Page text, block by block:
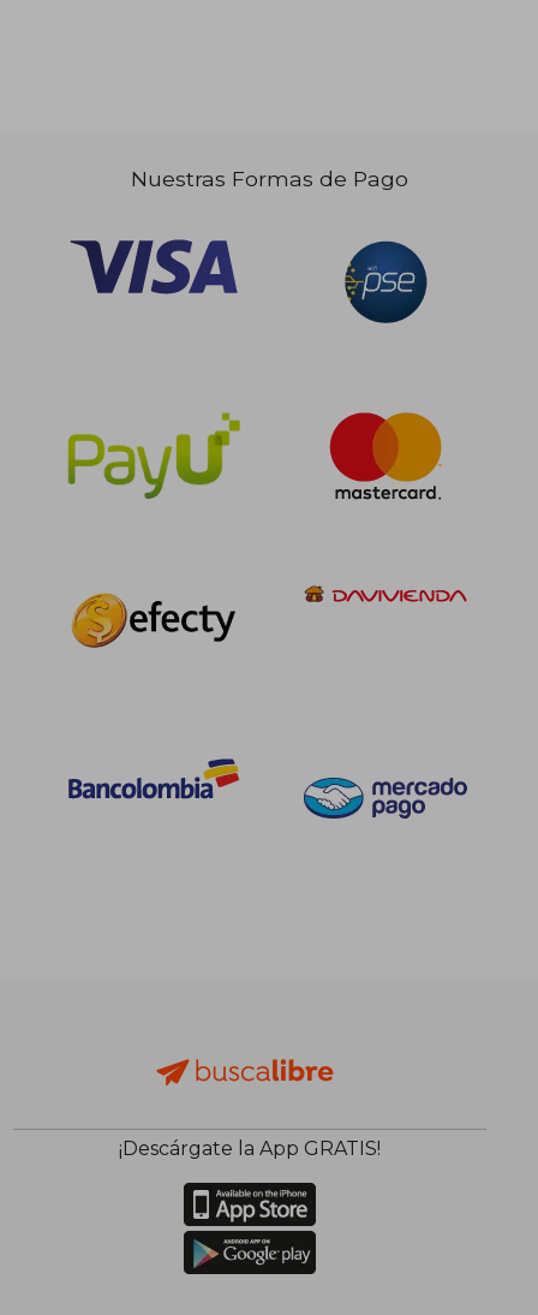
$ 116.612 30%
45%
dcto.
$ 156.196
$ 85.908
30%
dcto.
Nuestras Formas de Pago
¡Descárgate la App GRATIS!